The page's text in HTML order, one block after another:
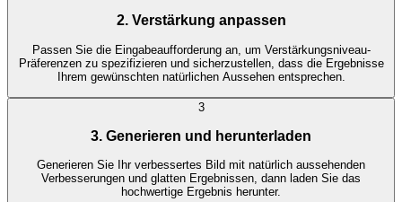
2. Verstärkung anpassen
Passen Sie die Eingabeaufforderung an, um Verstärkungsniveau-
Präferenzen zu spezifizieren und sicherzustellen, dass die Ergebnisse
Ihrem gewünschten natürlichen Aussehen entsprechen.
3
3. Generieren und herunterladen
Generieren Sie Ihr verbessertes Bild mit natürlich aussehenden
Verbesserungen und glatten Ergebnissen, dann laden Sie das
hochwertige Ergebnis herunter.